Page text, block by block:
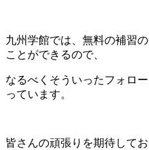
九州学館では、無料の補習
ことができるので、
なるべくそういったフォロ
っています。
皆さんの頑張りを期待してお